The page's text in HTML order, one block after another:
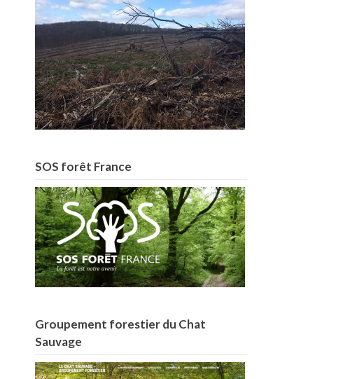
SOS forêt France
Groupement forestier du Chat
Sauvage